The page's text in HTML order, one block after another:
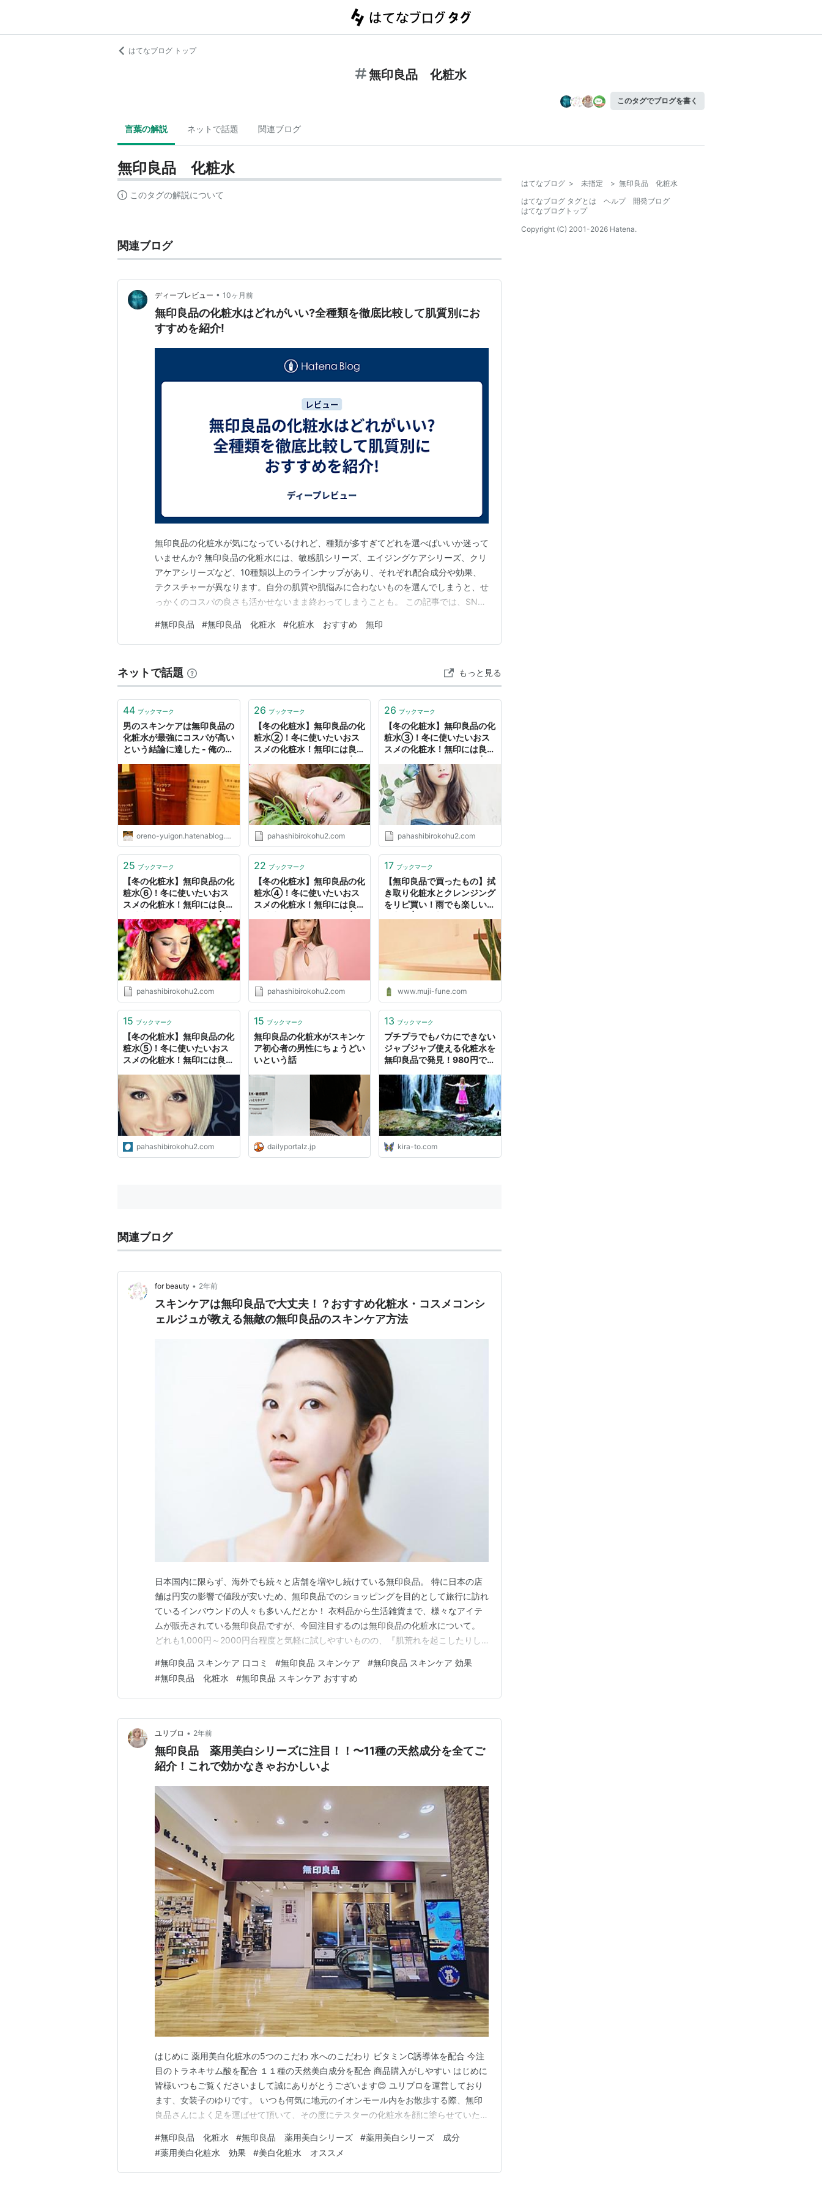
はてなブログ トップ
無印良品 化粧水
このタグでブログを書く
言葉の解説 ネットで話題 関連ブログ
無印良品 化粧水
このタグの解説について
関連ブログ
ディープレビュー • 10ヶ月前
無印良品の化粧水はどれがいい?全種類を徹底比較して肌質別にお
すすめを紹介!
無印良品の化粧水が気になっているけれど、種類が多すぎてどれを選べばいいか迷って
いませんか? 無印良品の化粧水には、敏感肌シリーズ、エイジングケアシリーズ、クリ
アケアシリーズなど、10種類以上のラインナップがあり、それぞれ配合成分や効果、
テクスチャーが異なります。自分の肌質や肌悩みに合わないものを選んでしまうと、せ
っかくのコスパの良さも活かせないまま終わってしまうことも。 この記事では、SNS
イテムをご紹介します。選び方のポイントから使い方のコツ、お得な購入方法まで、こ
れを読めばあなたにぴったりの無印化粧水が必ず見つか…
#無印良品 #無印良品 化粧水 #化粧水 おすすめ 無印
ネットで話題 もっと見る
44 ブックマーク
男のスキンケアは無印良品の
化粧水が最強にコスパが高い
という結論に達した - 俺の遺
oreno-yuigon.hatenablog.com
26 ブックマーク
【冬の化粧水】無印良品の化
粧水②！冬に使いたいおス
スメの化粧水！無印には良い
理士ハシビロコフの奮闘記
pahashibirokohu2.com
26 ブックマーク
【冬の化粧水】無印良品の化
粧水③！冬に使いたいおス
スメの化粧水！無印には良い
理士ハシビロコフの奮闘記
pahashibirokohu2.com
25 ブックマーク
【冬の化粧水】無印良品の化
粧水⑥！冬に使いたいおス
スメの化粧水！無印には良い
理士ハシビロコフの奮闘記
pahashibirokohu2.com
22 ブックマーク
【冬の化粧水】無印良品の化
粧水④！冬に使いたいおス
スメの化粧水！無印には良い
理士ハシビロコフの奮闘記
pahashibirokohu2.com
17 ブックマーク
【無印良品で買ったもの】拭
き取り化粧水とクレンジング
をリピ買い！雨でも楽しい無
www.muji-fune.com
15 ブックマーク
【冬の化粧水】無印良品の化
粧水⑤！冬に使いたいおス
スメの化粧水！無印には良い
理士ハシビロコフの奮闘記
pahashibirokohu2.com
15 ブックマーク
無印良品の化粧水がスキンケ
ア初心者の男性にちょうどい
いという話
dailyportalz.jp
13 ブックマーク
プチプラでもバカにできない
ジャブジャブ使える化粧水を
無印良品で発見！980円でエ
kira-to.com
関連ブログ
for beauty • 2年前
スキンケアは無印良品で大丈夫！？おすすめ化粧水・コスメコンシ
ェルジュが教える無敵の無印良品のスキンケア方法
日本国内に限らず、海外でも続々と店舗を増やし続けている無印良品。 特に日本の店
舗は円安の影響で値段が安いため、無印良品でのショッピングを目的として旅行に訪れ
ているインバウンドの人々も多いんだとか！ 衣料品から生活雑貨まで、様々なアイテ
ムが販売されている無印良品ですが、今回注目するのは無印良品の化粧水について。
どれも1,000円～2000円台程度と気軽に試しやすいものの、『肌荒れを起こしたりし
らっしゃるのではないでしょうか？ 本記事では、無印良品の化粧水の中でも特におす
すめの商品3点の特徴や配合成分についてピックアッ…
#無印良品 スキンケア 口コミ #無印良品 スキンケア #無印良品 スキンケア 効果
#無印良品 化粧水 #無印良品 スキンケア おすすめ
ユリブロ • 2年前
無印良品 薬用美白シリーズに注目！！〜11種の天然成分を全てご
紹介！これで効かなきゃおかしいよ
はじめに 薬用美白化粧水の5つのこだわ 水へのこだわり ビタミンC誘導体を配合 今注
目のトラネキサム酸を配合 １１種の天然美白成分を配合 商品購入がしやすい はじめに
皆様いつもご覧くださいまして誠にありがとうございます😊 ユリブロを運営しており
ます、女装子のゆりです。 いつも何気に地元のイオンモール内をお散歩する際、無印
良品さんによく足を運ばせて頂いて、その度にテスターの化粧水を顔に塗らせていただ
ただいた中で、これは強力だと思った『薬用美白シリーズ』にフォーカスをあてて、ご
紹介していきたいと思います。 色々と調べて…
#無印良品 化粧水 #無印良品 薬用美白シリーズ #薬用美白シリーズ 成分
#薬用美白化粧水 効果 #美白化粧水 オススメ
はてなブログ > 未指定 > 無印良品 化粧水
はてなブログ タグとは
ヘルプ
開発ブログ
はてなブログトップ
Copyright (C) 2001-2026 Hatena.